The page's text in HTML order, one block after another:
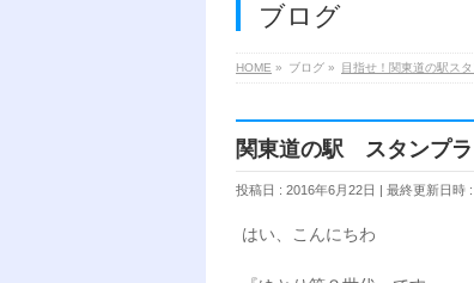
ブログ
HOME » ブログ » 目指せ！関東道の駅ス
関東道の駅 スタンプ
投稿日 : 2016年6月22日 最終更新日時
はい、こんにちわ